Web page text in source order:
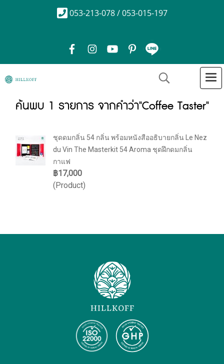
053-213-078 / 053-015-197
ค้นพบ 1 รายการ จากคำว่า"Coffee Taster"
ชุดดมกลิ่น 54 กลิ่น พร้อมหนังสืออธิบายกลิ่น Le Nez
du Vin The Masterkit 54 Aroma ชุดฝึกดมกลิ่น
กาแฟ
฿17,000
(Product)